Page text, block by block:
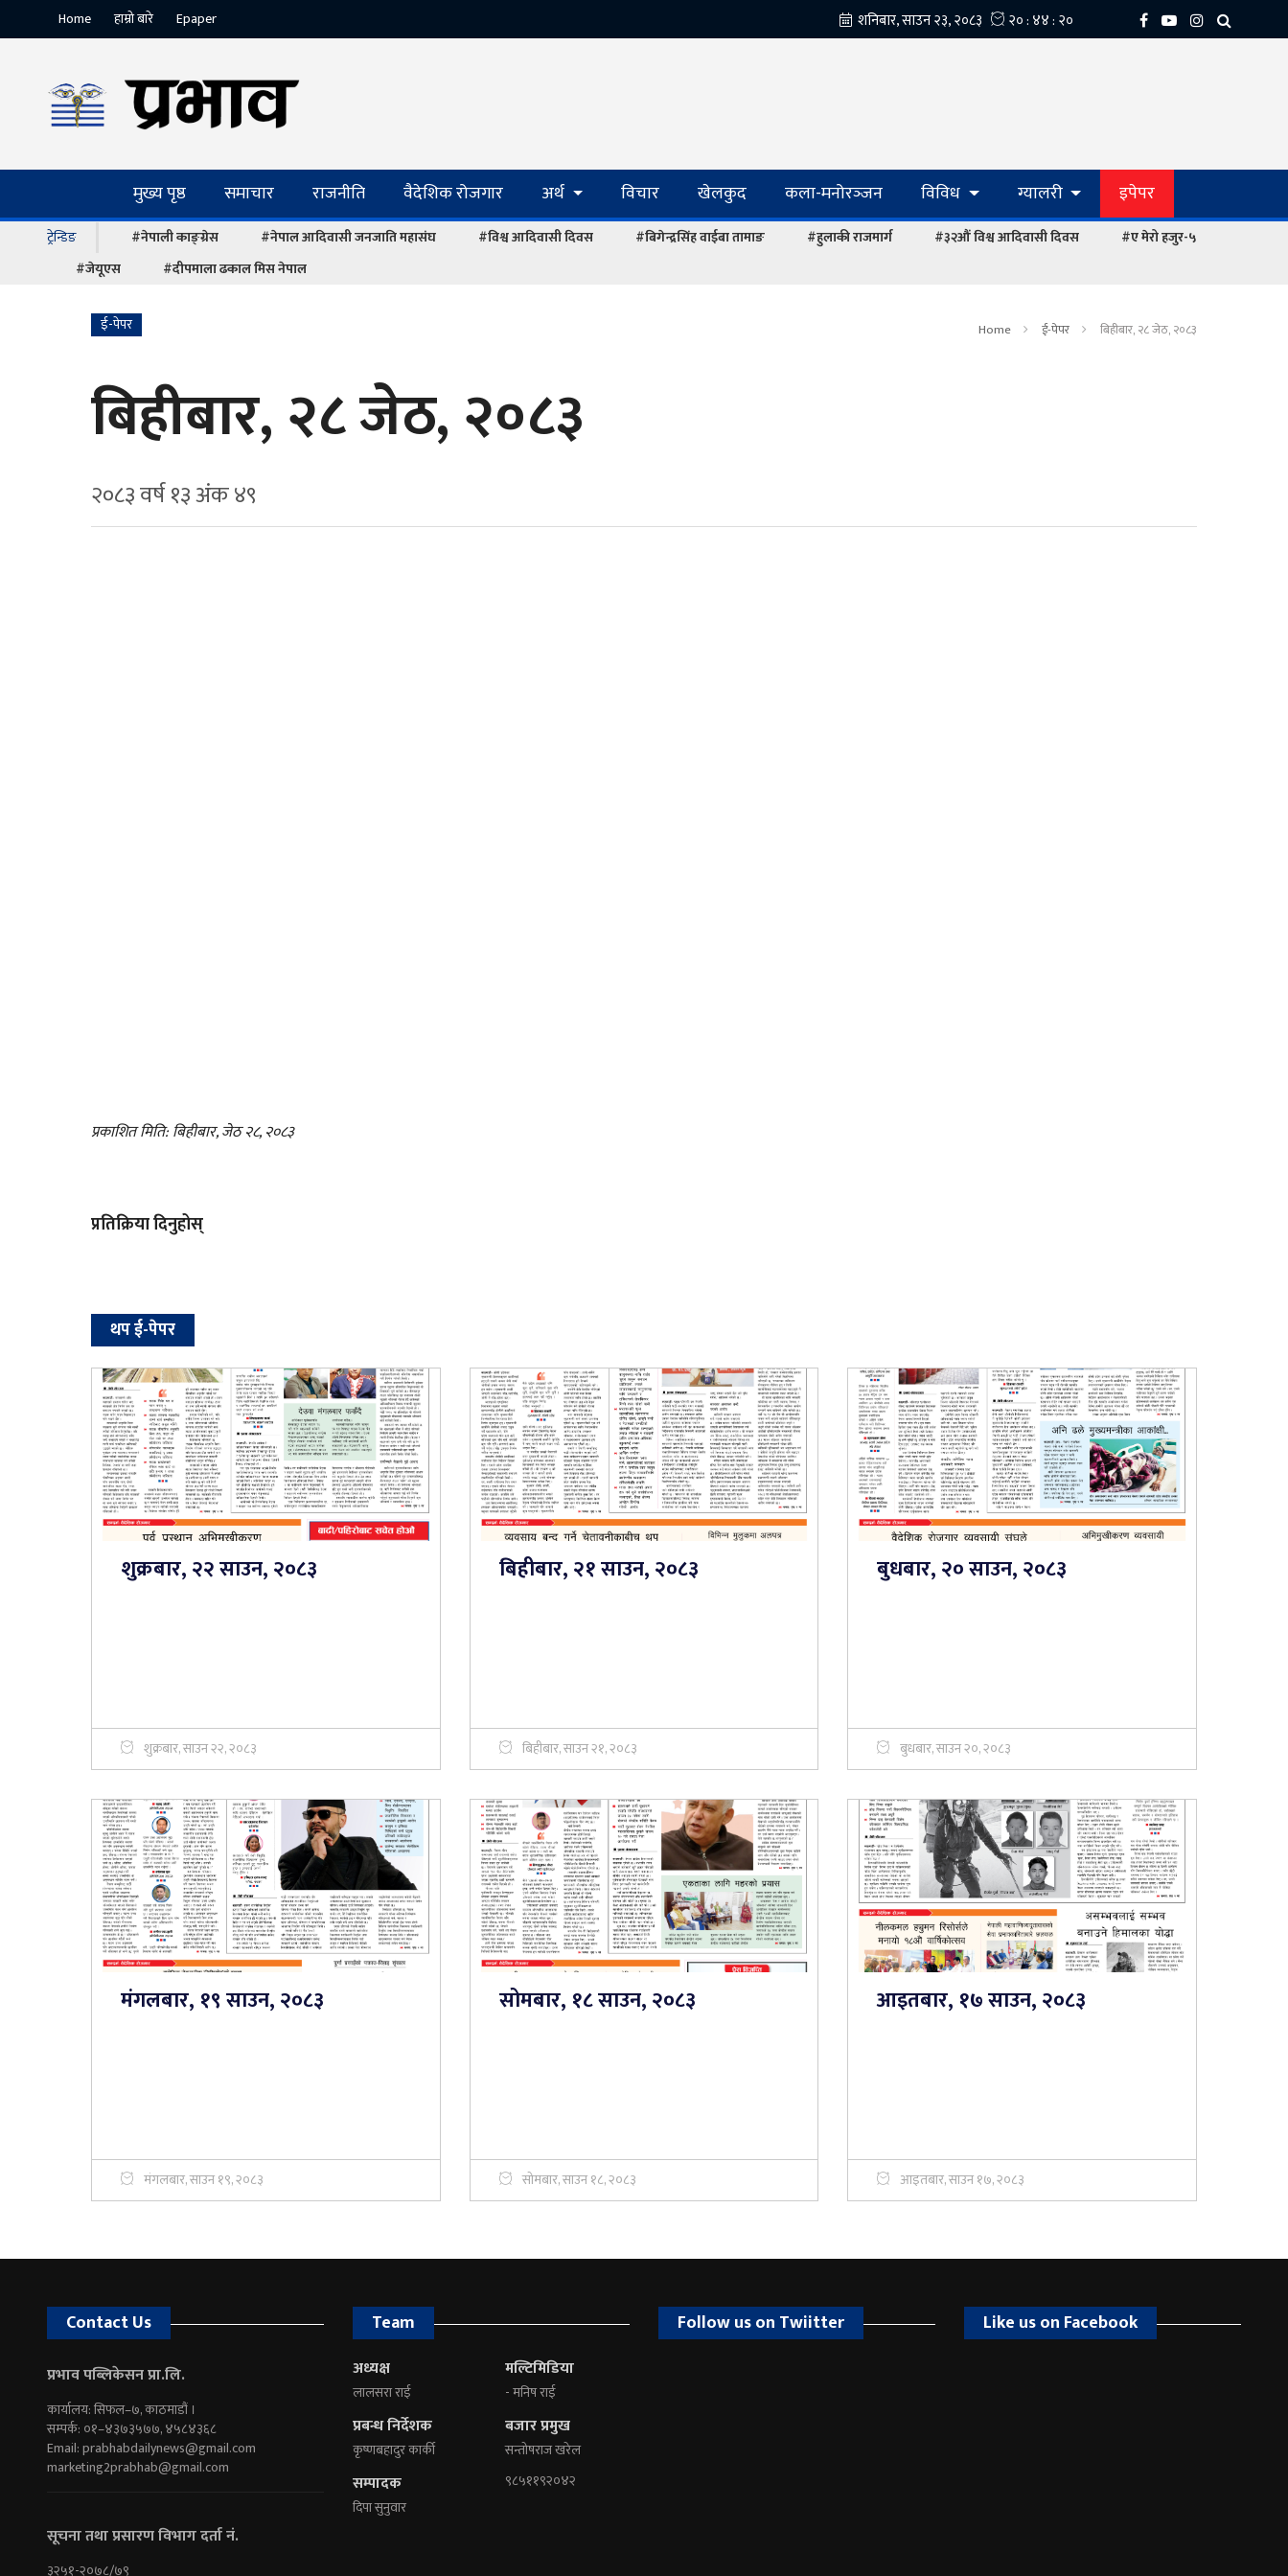
Home हाम्रो बारे Epaper
मुख्य पृष्ठ समाचार राजनीति वैदेशिक रोजगार अर्थ विचार खेलकुद कला-मनोरञ्‍जन विविध ग्यालरी इपेपर
ट्रेन्डिङ #नेपाली काङ्ग्रेस #नेपाल आदिवासी जनजाति महासंघ #विश्व आदिवासी दिवस #बिगेन्द्रसिंह वाईबा तामाङ #हुलाकी राजमार्ग #३२औं विश्व आदिवासी दिवस
#ए मेरो हजुर-५
#जेयूएस
#दीपमाला ढकाल मिस नेपाल
ई-पेपर Home ई-पेपर बिहीबार, २८ जेठ, २०८३
बिहीबार, २८ जेठ, २०८३
२०८३ वर्ष १३ अ‍ंक ४९
प्रकाशित मिति: बिहीबार, जेठ २८, २०८३
प्रतिक्रिया दिनुहोस्
थप ई-पेपर
शुक्रबार, २२ साउन, २०८३
शुक्रबार, साउन २२, २०८३
बिहीबार, २१ साउन, २०८३
बिहीबार, साउन २१, २०८३
बुधबार, २० साउन, २०८३
बुधबार, साउन २०, २०८३
मंगलबार, १९ साउन, २०८३
मंगलबार, साउन १९, २०८३
सोमबार, १८ साउन, २०८३
सोमबार, साउन १८, २०८३
आइतबार, १७ साउन, २०८३
आइतबार, साउन १७, २०८३
Contact Us
प्रभाव पब्लिकेसन प्रा.लि.
कार्यालय: सिफल–७, काठमाडौं ।
सम्पर्क: ०१–४३७३५७७, ४५८४३६८
Email:prabhabdailynews@gmail.com
marketing2prabhab@gmail.com
सूचना तथा प्रसारण विभाग दर्ता नं.
३२५१-२०७८/७९
Team
अध्यक्ष
लालसरा राई
प्रबन्ध निर्देशक
कृष्णबहादुर कार्की
सम्पादक
दिपा सुनुवार
मल्टिमिडिया
- मनिष राई
बजार प्रमुख
सन्तोषराज खरेल
९८५११९२०४२
Follow us on Twiitter Like us on Facebook